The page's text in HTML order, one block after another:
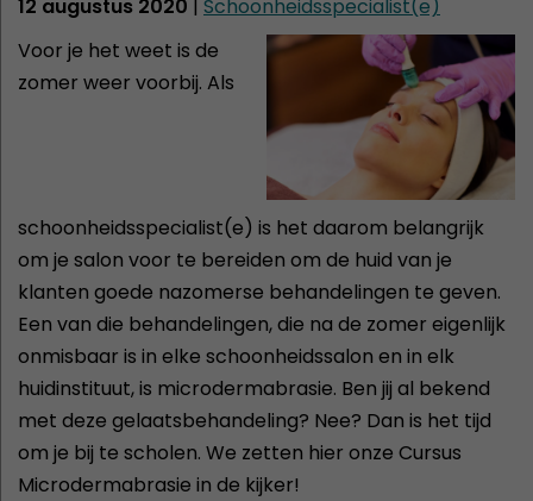
12 augustus 2020 | Schoonheidsspecialist(e)
Voor je het weet is de
zomer weer voorbij. Als
schoonheidsspecialist(e) is het daarom belangrijk
om je salon voor te bereiden om de huid van je
klanten goede nazomerse behandelingen te geven.
Een van die behandelingen, die na de zomer eigenlijk
onmisbaar is in elke schoonheidssalon en in elk
huidinstituut, is microdermabrasie. Ben jij al bekend
met deze gelaatsbehandeling? Nee? Dan is het tijd
om je bij te scholen. We zetten hier onze Cursus
Microdermabrasie in de kijker!